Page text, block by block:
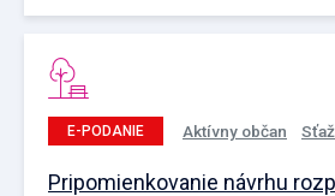
E-PODANIE Aktívny občan
Pripomienkovanie návrhu